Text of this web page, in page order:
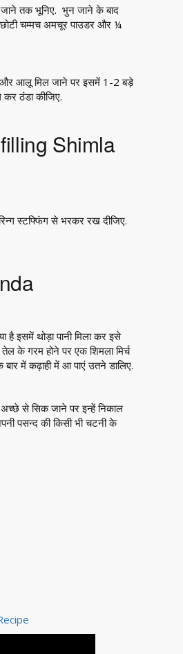
जाने तक भूनिए. भुन जाने के बाद
चम्मच अमचूर पाउडर और ¼
और आलू मिल जाने पर इसमें 1-2 बड़े
कर ठंडा कीजिए.
filling Shimla
स्टफ्फिंग से भरकर रख दीजिए.
है इसमें थोड़ा पानी मिला कर इसे
के गरम होने पर एक शिमला मिर्च
में कढ़ाही में आ पाएं उतने डालिए.
से सिक जाने पर इन्हें निकाल
पसन्द की किसी भी चटनी के